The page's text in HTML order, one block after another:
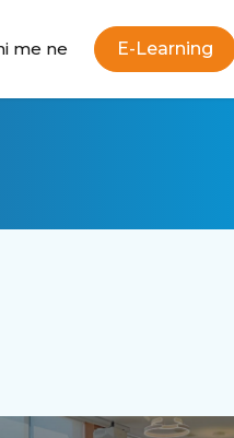
me ne E-Learning